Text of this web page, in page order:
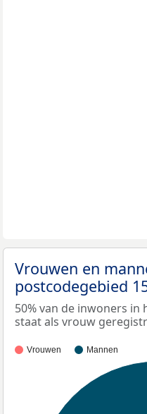
Vrouwen en
postcodegebied
50% van de inwoners in
staat als vrouw
Vrouwen Mannen